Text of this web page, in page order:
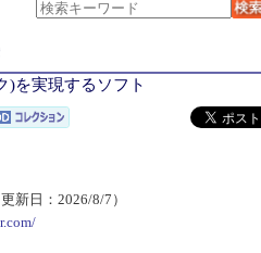
)を実現するソフト
更新日：2026/8/7）